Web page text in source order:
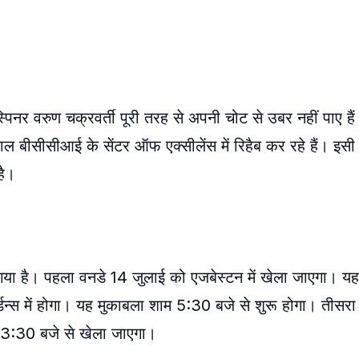
वरुण चक्रवर्ती पूरी तरह से अपनी चोट से उबर नहीं पाए
बीसीसीआई के सेंटर ऑफ एक्सीलेंस में रिहैब कर रहे हैं।
है। पहला वनडे 14 जुलाई को एजबेस्टन में खेला जाएगा।
में होगा। यह मुकाबला शाम 5:30 बजे से शुरू होगा।
3:30 बजे से खेला जाएगा।